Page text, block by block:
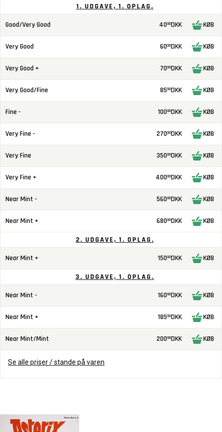
1. UDGAVE, 1. OPLAG.
Good/Very Good 4000DKK KØB
Very Good 6000DKK KØB
Very Good + 7000DKK KØB
Very Good/Fine 8500DKK KØB
Fine - 10000DKK KØB
Very Fine - 27000DKK KØB
Very Fine 35000DKK KØB
Very Fine + 40000DKK KØB
Near Mint - 56000DKK KØB
Near Mint + 68000DKK KØB
2. UDGAVE, 1. OPLAG.
Near Mint + 15000DKK KØB
3. UDGAVE, 1. OPLAG.
Near Mint - 16000DKK KØB
Near Mint + 18500DKK KØB
Near Mint/Mint 20000DKK KØB
Se alle priser / stande på varen